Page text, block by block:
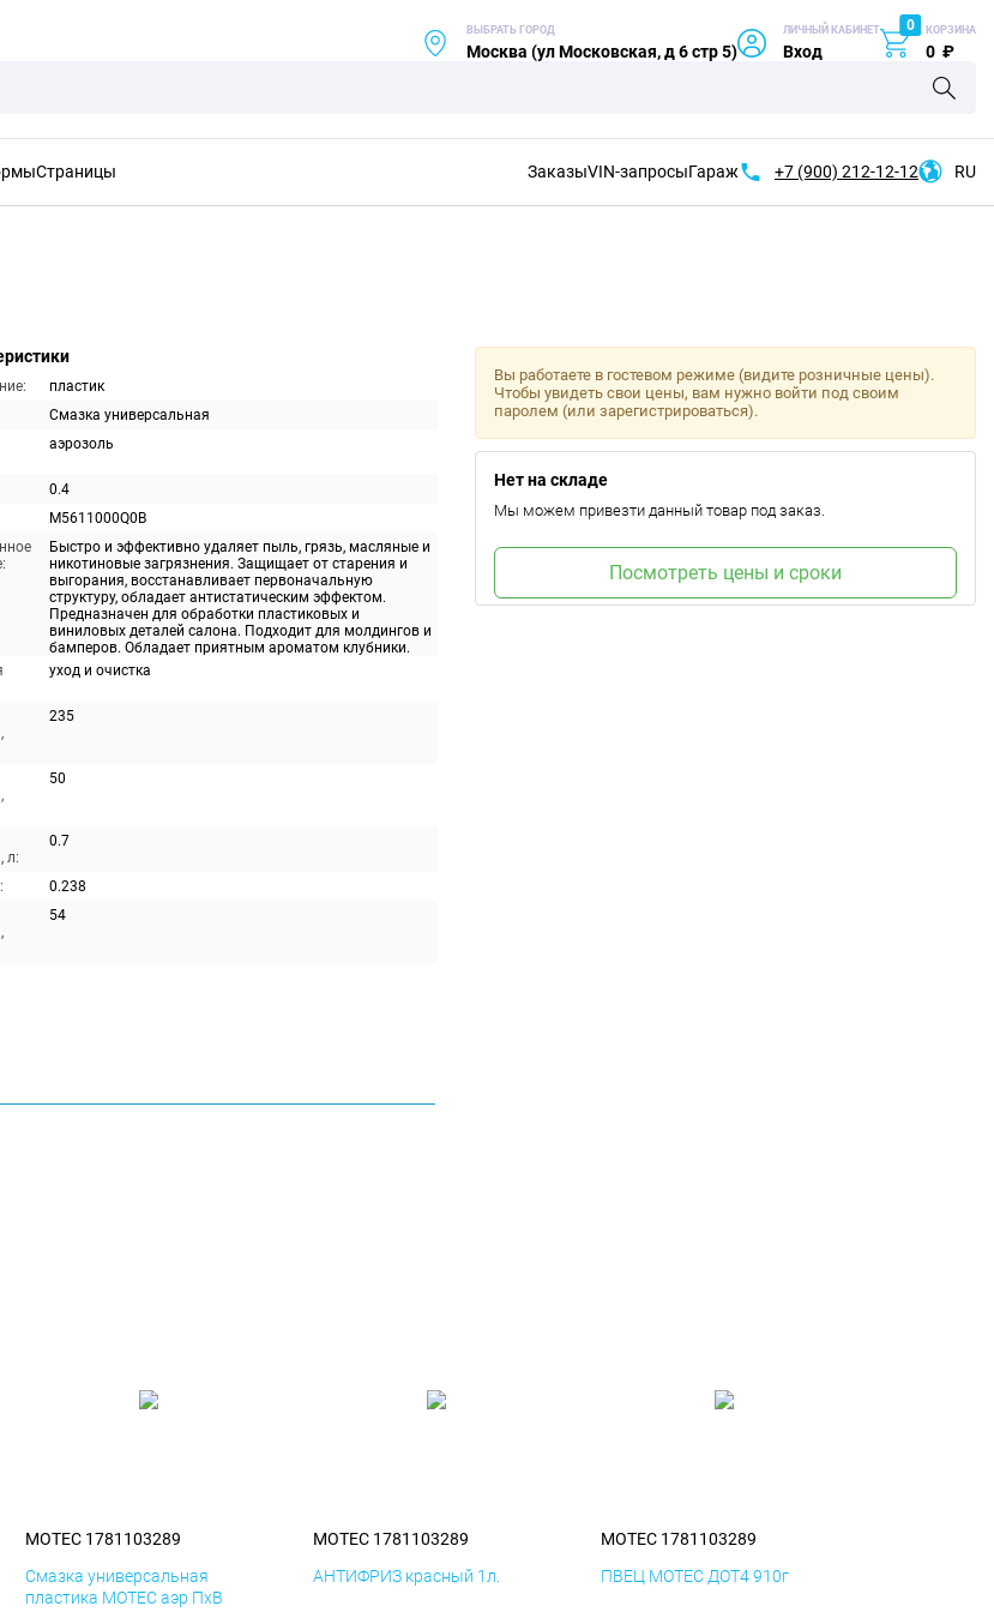
ВЫБРАТЬ ГОРОД
Москва (ул Московская, д 6 стр 5)
ЛИЧНЫЙ КАБИНЕТ
Вход
0 КОРЗИНА
0 ₽
Страницы ЗаказыVIN-запросыГараж +7 (900) 212-12-12 RU
пластик
Смазка универсальная
аэрозоль
0.4
M5611000Q0B
Быстро и эффективно удаляет пыль, грязь, масляные и
никотиновые загрязнения. Защищает от старения и
выгорания, восстанавливает первоначальную
структуру, обладает антистатическим эффектом.
Предназначен для обработки пластиковых и
виниловых деталей салона. Подходит для молдингов и
бамперов. Обладает приятным ароматом клубники.
уход и очистка
235
50
л:
0.7
0.238
54
Вы работаете в гостевом режиме (видите розничные цены).
Чтобы увидеть свои цены, вам нужно войти под своим
паролем (или зарегистрироваться).
Нет на складе
Мы можем привезти данный товар под заказ.
Посмотреть цены и сроки
MOTEC 1781103289
Смазка универсальная
пластика MOTEC аэр ПхВ
MOTEC 1781103289
АНТИФРИЗ красный 1л.
MOTEC 1781103289
ПВЕЦ MOTEC ДОТ4 910г